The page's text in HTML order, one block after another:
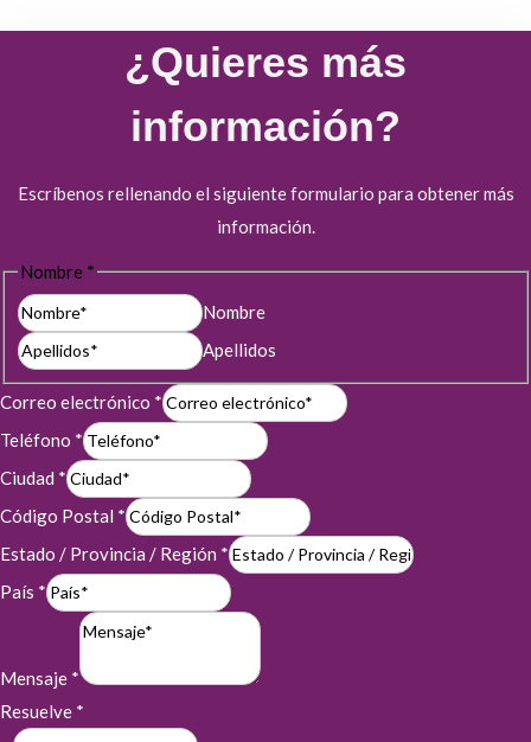
¿Quieres más
información?
Escríbenos rellenando el siguiente formulario para obtener más
información.
Nombre *
Nombre
Apellidos
Correo electrónico *
Teléfono *
Ciudad *
Código Postal *
Estado / Provincia / Región *
País *
Mensaje *
Resuelve *